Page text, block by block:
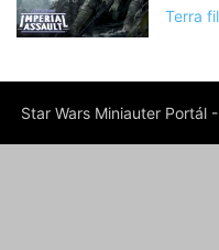
Terra
Star Wars Miniauter Portál